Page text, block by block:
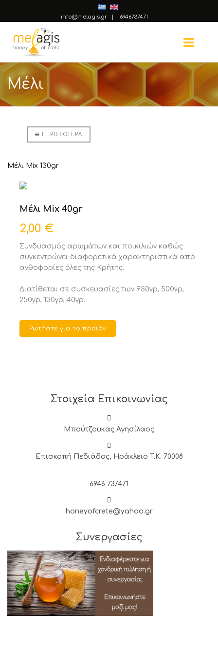
info@melagis.gr| 6946737471
Μέλι
ΠΕΡΙΣΣΌΤΕΡΑ
Μέλι Mix 130gr
Μέλι Mix 40gr
2,00 €
Συνδυασμός αρωμάτων και ποικιλιών καθώς
συγκεντρώνει διαφορετικά χαρακτηριστικά από
ανθοφορίες όλες της Κρήτης.
Διατίθεται σε συσκευασίες των 950γρ, 500γρ,
250γρ, 130γρ, 40γρ.
Ρωτήστε για το προϊόν
Στοιχεία Επικοινωνίας
Μπούτζουκας Αγησίλαος
Επισκοπή Πεδιάδος, Ηράκλειο T.K. 70008
6946 737471
honeyofcrete@yahoo.gr
Συνεργασίες